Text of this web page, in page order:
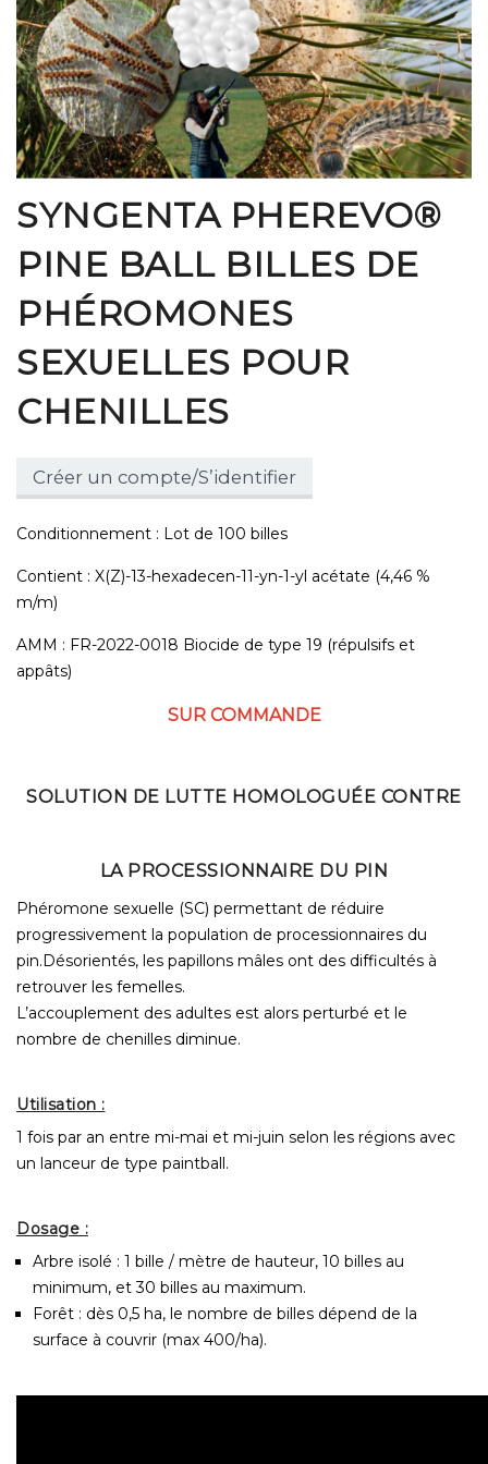
SYNGENTA PHEREVO®
PINE BALL BILLES DE
PHÉROMONES
SEXUELLES POUR
CHENILLES
Créer un compte/S’identifier
Conditionnement : Lot de 100 billes
Contient : X(Z)-13-hexadecen-11-yn-1-yl acétate (4,46 %
m/m)
AMM : FR-2022-0018 Biocide de type 19 (répulsifs et
appâts)
SUR COMMANDE
SOLUTION DE LUTTE HOMOLOGUÉE CONTRE
LA PROCESSIONNAIRE DU PIN
Phéromone sexuelle (SC) permettant de réduire
progressivement la population de processionnaires du
pin.Désorientés, les papillons mâles ont des difficultés à
retrouver les femelles.
L’accouplement des adultes est alors perturbé et le
nombre de chenilles diminue.
Utilisation :
1 fois par an entre mi-mai et mi-juin selon les régions avec
un lanceur de type paintball.
Dosage :
Arbre isolé : 1 bille / mètre de hauteur, 10 billes au
minimum, et 30 billes au maximum.
Forêt : dès 0,5 ha, le nombre de billes dépend de la
surface à couvrir (max 400/ha).